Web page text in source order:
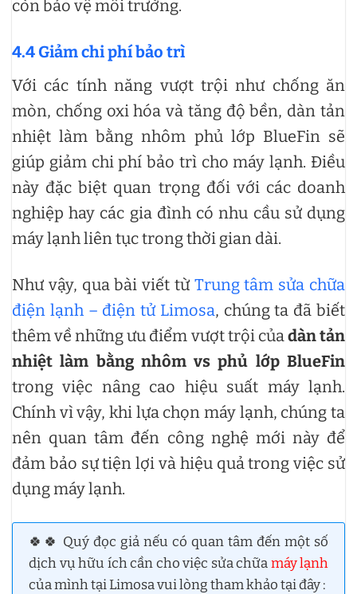
còn bảo vệ môi trường.
4.4 Giảm chi phí bảo trì
Với các tính năng vượt trội như chống ăn
mòn, chống oxi hóa và tăng độ bền, dàn tản
nhiệt làm bằng nhôm phủ lớp BlueFin sẽ
giúp giảm chi phí bảo trì cho máy lạnh. Điều
này đặc biệt quan trọng đối với các doanh
nghiệp hay các gia đình có nhu cầu sử dụng
máy lạnh liên tục trong thời gian dài.
Như vậy, qua bài viết từ Trung tâm sửa chữa
điện lạnh – điện tử Limosa, chúng ta đã biết
thêm về những ưu điểm vượt trội củadàn tản
nhiệt làm bằng nhôm vs phủ lớp BlueFin
trong việc nâng cao hiệu suất máy lạnh.
Chính vì vậy, khi lựa chọn máy lạnh, chúng ta
nên quan tâm đến công nghệ mới này để
đảm bảo sự tiện lợi và hiệu quả trong việc sử
dụng máy lạnh.
🍀🍀 Quý đọc giả nếu có quan tâm đến một số
dịch vụ hữu ích cần cho việc sửa chữamáy lạnh
của mình tại Limosa vui lòng tham khảo tại đây :